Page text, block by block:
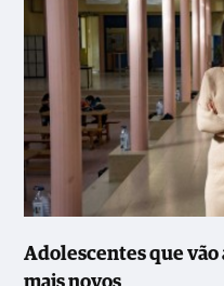
Adolescentes que vão a eleições para apoiar os